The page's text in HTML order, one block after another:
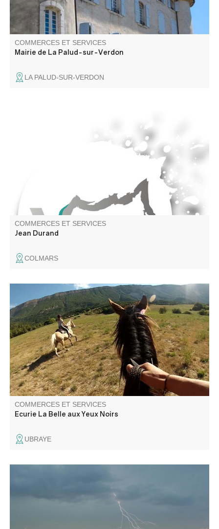
COMMERCES ET SERVICES
Mairie de La Palud-sur-Verdon
LA PALUD-SUR-VERDON
ancien, surélévations de toits, charpente de chalet,
mezzanine, bardage, traitement de charpente,
charpentier couvreur, charpentier zingueur.
COMMERCES ET SERVICES
Jean Durand
COLMARS
Je vous propose des cours tous niveaux et des balades
en montagne, par petits groupes, dans un cadre
magnifique. Pour les cavaliers sans monture, une
cavalerie adaptée à tous les niveaux vous attend.
COMMERCES ET SERVICES
Ecurie La Belle aux Yeux Noirs
UBRAYE
de 15 ans basé quelque part dans la nature au cœur des